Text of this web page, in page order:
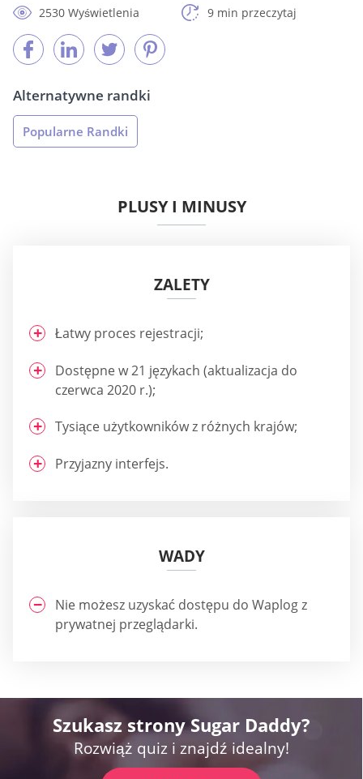
2530 Wyświetlenia
9 min przeczytaj
Alternatywne randki
Popularne Randki
PLUSY I MINUSY
ZALETY
Łatwy proces rejestracji;
Dostępne w 21 językach (aktualizacja do
czerwca 2020 r.);
Tysiące użytkowników z różnych krajów;
Przyjazny interfejs.
WADY
Nie możesz uzyskać dostępu do Waplog z
prywatnej przeglądarki.
Szukasz strony Sugar Daddy?
Rozwiąż quiz i znajdź idealny!